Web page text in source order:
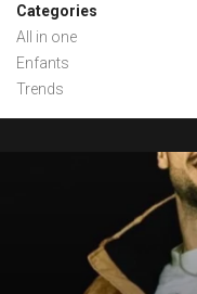
Categories
All in one
Enfants
Trends